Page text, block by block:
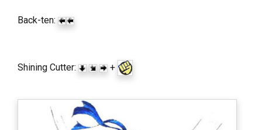
Back-ten:
Shining Cutter: +